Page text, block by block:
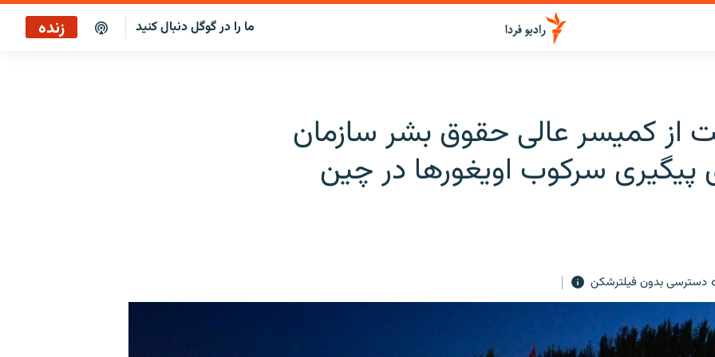
ما را در گوگل دنبال کنید زنده
از کمیسر عالی حقوق بشر سازمان
پیگیری سرکوب اویغورها در چین
دسترسی بدون فیلترشکن